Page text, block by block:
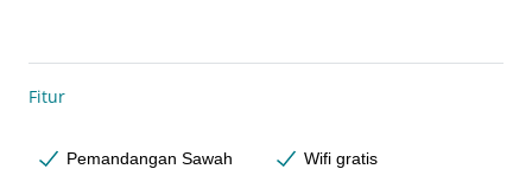
Fitur
Pemandangan Sawah Wifi gratis